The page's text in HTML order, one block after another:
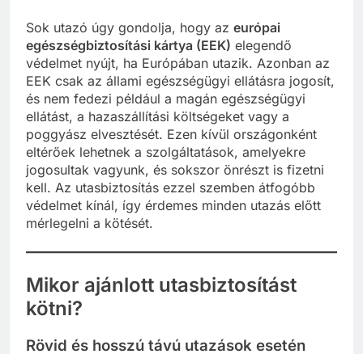
Sok utazó úgy gondolja, hogy az európai
egészségbiztosítási kártya (EEK) elegendő
védelmet nyújt, ha Európában utazik. Azonban az
EEK csak az állami egészségügyi ellátásra jogosít,
és nem fedezi például a magán egészségügyi
ellátást, a hazaszállítási költségeket vagy a
poggyász elvesztését. Ezen kívül országonként
eltérőek lehetnek a szolgáltatások, amelyekre
jogosultak vagyunk, és sokszor önrészt is fizetni
kell. Az utasbiztosítás ezzel szemben átfogóbb
védelmet kínál, így érdemes minden utazás előtt
mérlegelni a kötését.
Mikor ajánlott utasbiztosítást
kötni?
Rövid és hosszú távú utazások esetén